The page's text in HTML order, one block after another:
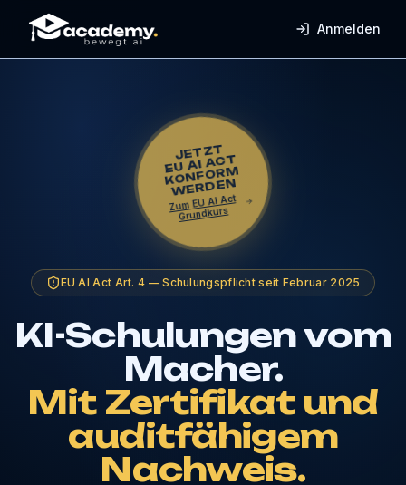
Anmelden
JETZT
EU AI ACT
KONFOR
M
WERDEN
Zum EU AI Act
Grundkurs
EU AI Act Art. 4 — Schulungspflicht seit Februar 2025
KI-Schulungen vom
Macher.
Mit Zertifikat und
auditfähigem
Nachweis.